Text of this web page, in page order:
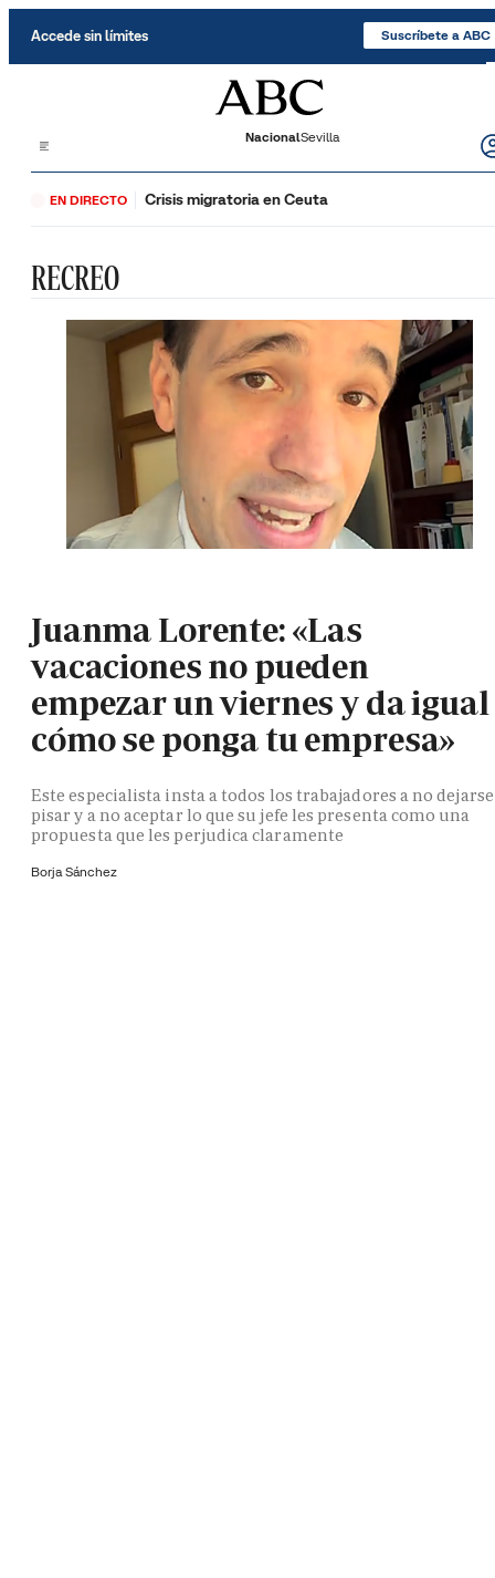
Accede sin límites Suscríbete a ABC
NacionalSevilla
EN DIRECTO Crisis migratoria en Ceuta
RECREO
Juanma Lorente: «Las
vacaciones no pueden
empezar un viernes y da igual
cómo se ponga tu empresa»
Este especialista insta a todos los trabajadores a no dejarse
pisar y a no aceptar lo que su jefe les presenta como una
propuesta que les perjudica claramente
Borja Sánchez